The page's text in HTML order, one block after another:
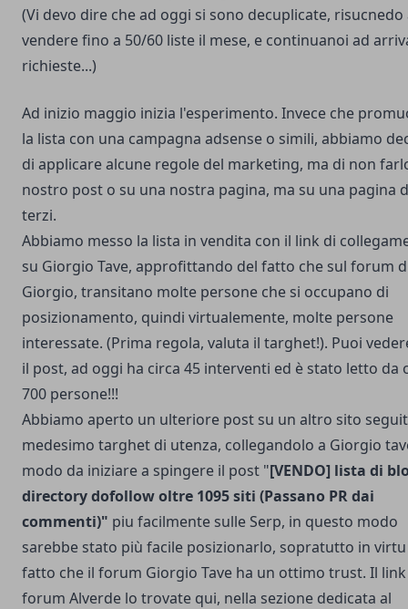
(Vi devo dire che ad oggi si sono decuplicate, risucnedo
vendere fino a 50/60 liste il mese, e continuanoi ad
richieste...)
Ad inizio maggio inizia l'esperimento. Invece che
la lista con una campagna adsense o simili, abbiamo
di applicare alcune regole del marketing, ma di non
nostro post o su una nostra pagina, ma su una pagina
terzi.
Abbiamo messo la lista in vendita con il link di
su Giorgio Tave, approfittando del fatto che sul forum
Giorgio, transitano molte persone che si occupano di
posizionamento, quindi virtualemente, molte persone
interessate. (Prima regola, valuta il targhet!). Puoi
il post, ad oggi ha circa 45 interventi ed è stato letto da
700 persone!!!
Abbiamo aperto un ulteriore post su un altro sito
medesimo targhet di utenza, collegandolo a Giorgio
modo da iniziare a spingere il post "[VENDO] lista di
directory dofollow oltre 1095 siti (Passano PR dai
commenti)" piu facilmente sulle Serp, in questo modo
sarebbe stato più facile posizionarlo, sopratutto in
fatto che il forum Giorgio Tave ha un ottimo trust. Il
forum Alverde lo trovate qui, nella sezione dedicata al